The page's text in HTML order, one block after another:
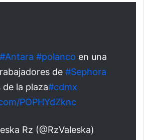
#Antara #polanco en una
de #Sephora
la plaza#cdmx
POPHYdZknc
Rz (@RzValeska)